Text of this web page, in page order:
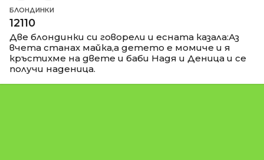
БЛОНДИНКИ
12110
Две блондинки си говорели и есната казала:Аз
вчета станах майка,а детето е момиче и я
кръстихме на двете и баби Надя и Деница и се
получи наденица.